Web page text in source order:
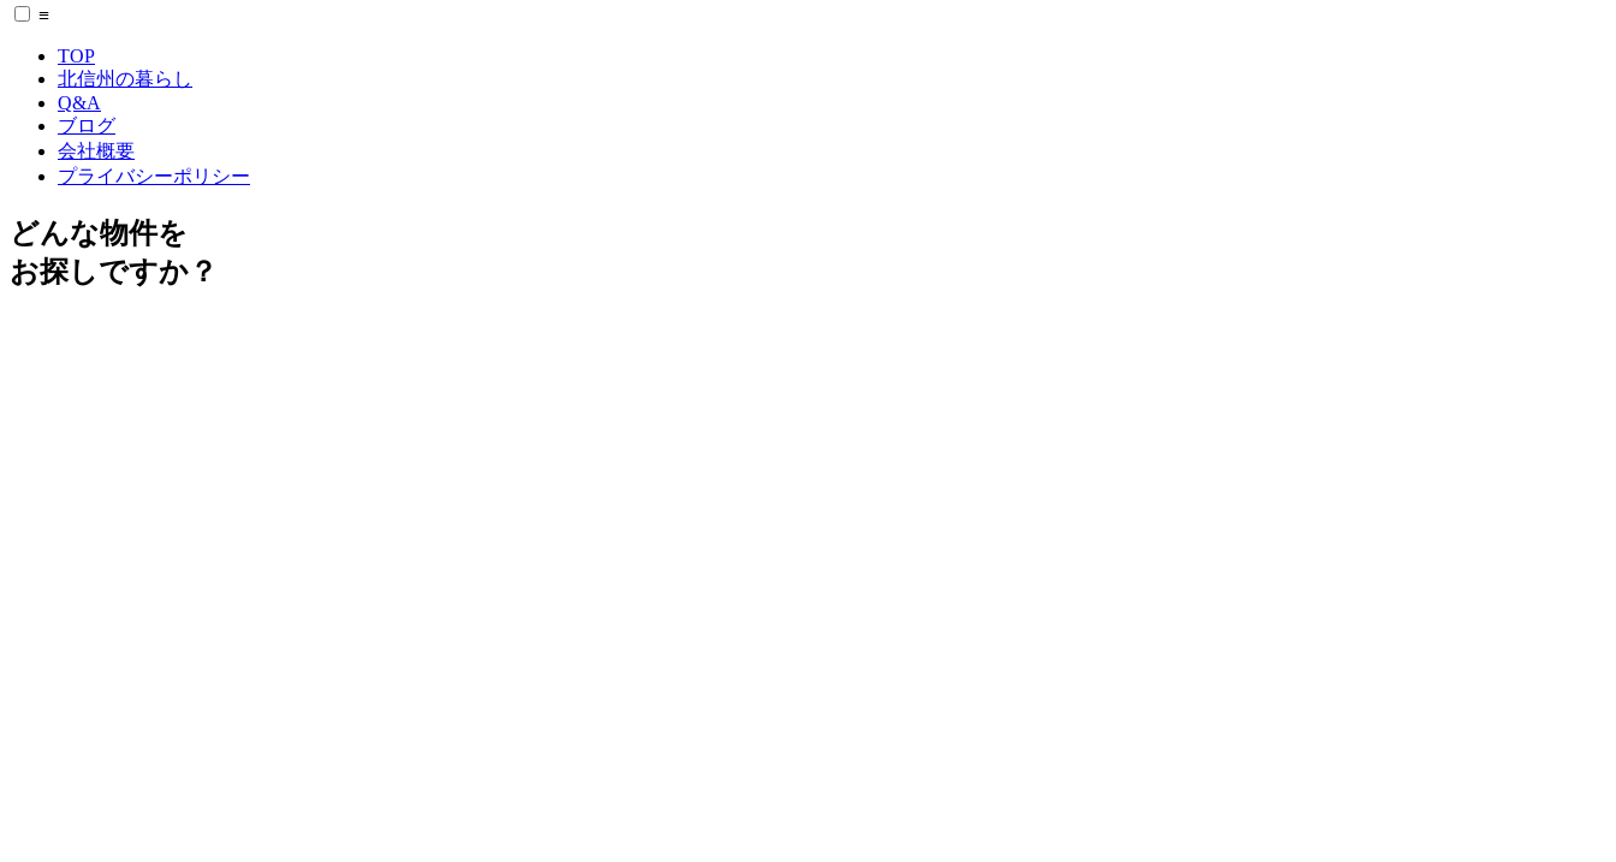
≡
TOP
北信州の暮らし
Q&A
ブログ
会社概要
プライバシーポリシー
どんな物件を
お探しですか？